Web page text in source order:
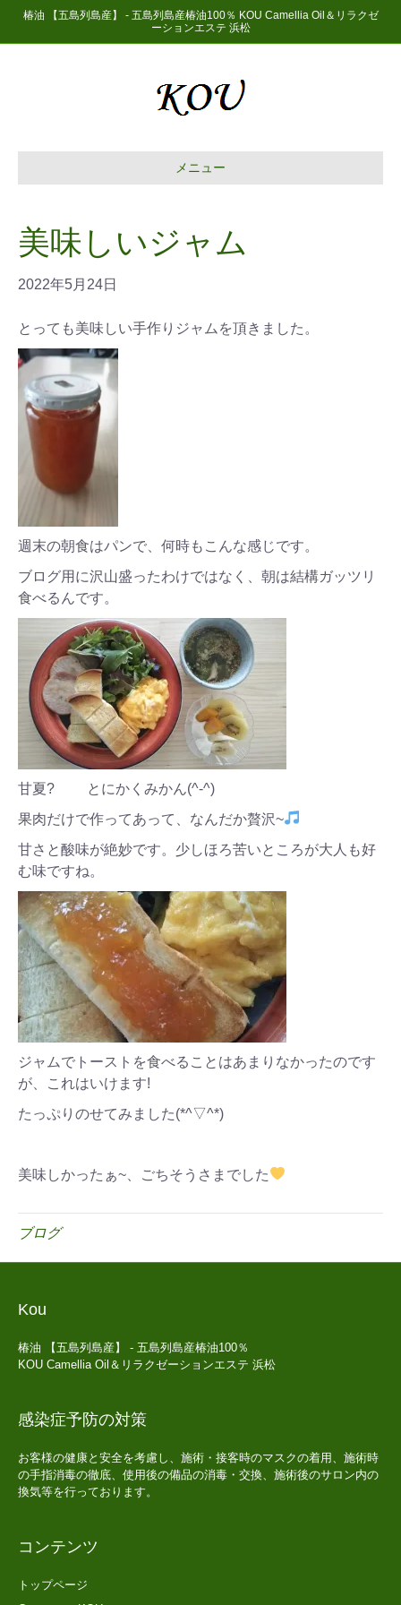
椿油 【五島列島産】 - 五島列島産椿油100％ KOU Camellia Oil＆リラクゼ
ーションエステ 浜松
メニュー
美味しいジャム
2022年5月24日
とっても美味しい手作りジャムを頂きました。
週末の朝食はパンで、何時もこんな感じです。
ブログ用に沢山盛ったわけではなく、朝は結構ガッツリ
食べるんです。
甘夏? とにかくみかん(^-^)
果肉だけで作ってあって、なんだか贅沢~
甘さと酸味が絶妙です。少しほろ苦いところが大人も好
む味ですね。
ジャムでトーストを食べることはあまりなかったのです
が、これはいけます!
たっぷりのせてみました(*^▽^*)
美味しかったぁ~、ごちそうさまでした
ブログ
Kou
椿油 【五島列島産】 - 五島列島産椿油100％
KOU Camellia Oil＆リラクゼーションエステ 浜松
感染症予防の対策
お客様の健康と安全を考慮し、施術・接客時のマスクの着用、施術時
の手指消毒の徹底、使用後の備品の消毒・交換、施術後のサロン内の
換気等を行っております。
コンテンツ
トップページ